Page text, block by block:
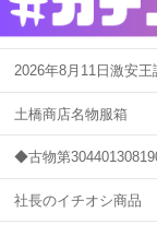
2026年8月11日激安王
土橋商店名物服箱
◆古物第
社長のイチオシ商品